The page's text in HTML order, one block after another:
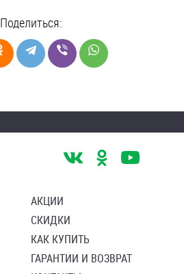
Поделиться:
АКЦИИ
СКИДКИ
КАК КУПИТЬ
ГАРАНТИИ И ВОЗВРАТ